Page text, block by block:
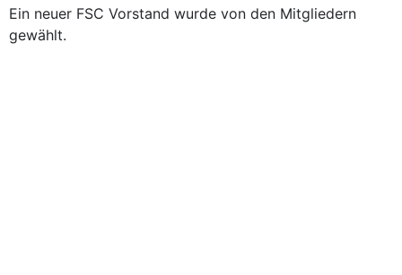
Ein neuer FSC Vorstand wurde von den Mitgliedern
gewählt.